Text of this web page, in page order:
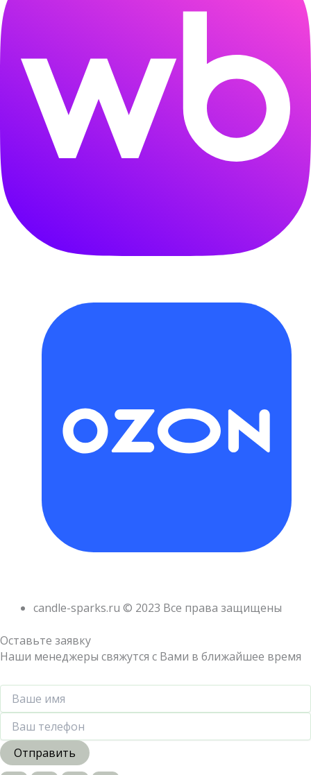
candle-sparks.ru © 2023 Все права защищены
Оставьте заявку
Наши менеджеры свяжутся с Вами в ближайшее время
Отправить